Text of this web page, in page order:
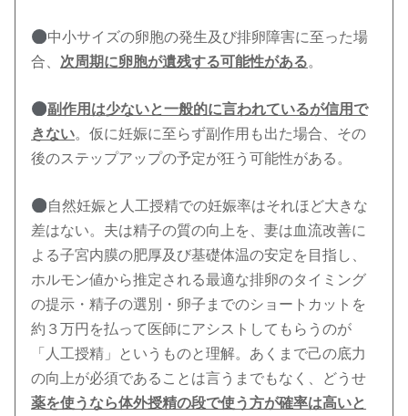
中小サイズの卵胞の発生及び排卵障害に至った場
合、 次周期に卵胞が遺残する可能性がある。
副作用は少ないと一般的に言われているが信用で
きない。仮に妊娠に至らず副作用も出た場合、その
後のステップアップの予定が狂う可能性がある。
自然妊娠と人工授精での妊娠率はそれほど大きな
差はない。夫は精子の質の向上を、妻は血流改善に
よる子宮内膜の肥厚及び基礎体温の安定を目指し、
ホルモン値から推定される最適な排卵のタイミング
の提示・精子の選別・卵子までのショートカットを
約３万円を払って医師にアシストしてもらうのが
「人工授精」というものと理解。あくまで己の底力
の向上が必須であることは言うまでもなく、どうせ
薬を使うなら体外授精の段で使う方が確率は高いと